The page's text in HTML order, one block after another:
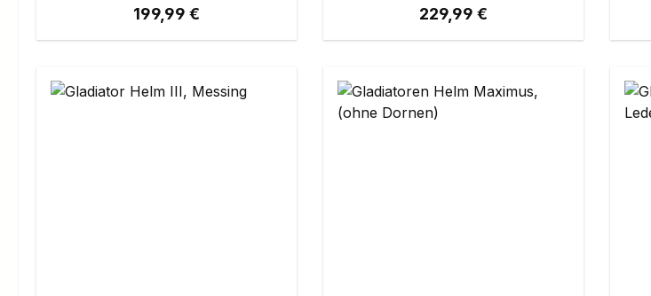
Regulärer Preis:
199,99 € Regulärer Preis:
229,99 €